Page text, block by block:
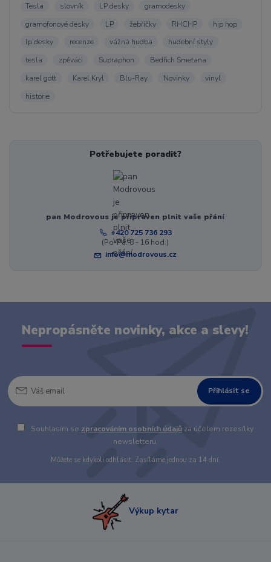
Tesla
slovník LP desky
gramodesky
gramofonové desky
LP žebříčky RHCHP
hip hop
lp desky
recenze vážná hudba
hudební styly
tesla
zpěváci Supraphon
Bedřich Smetana
karel gott
Karel Kryl Blu-Ray Novinky
vinyl
historie
Potřebujete poradit?
pan Modrovous je připraven plnit vaše přání
+420 725 736 293
(Po-Pá, 8 - 16 hod.)
info@modrovous.cz
Nepropásněte novinky, akce a slevy!
Přihlásit se
Souhlasím se zpracováním osobních údajů za účelem rozesílky
newsletteru.
Můžete se kdykoli odhlásit. Zasíláme jednou za 14 dní.
Výkup kytar